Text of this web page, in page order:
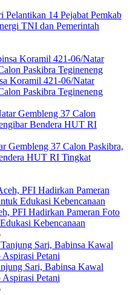
14 Pejabat Pemkab
TNI dan Pemerintah
Koramil 421-06/Natar
Paskibra Tegineneng
Gembleng 37 Calon Paskibra,
HUT RI Tingkat
PFI Hadirkan Pameran Foto
Kebencanaan
Sari, Babinsa Kawal
Aspirasi Petani